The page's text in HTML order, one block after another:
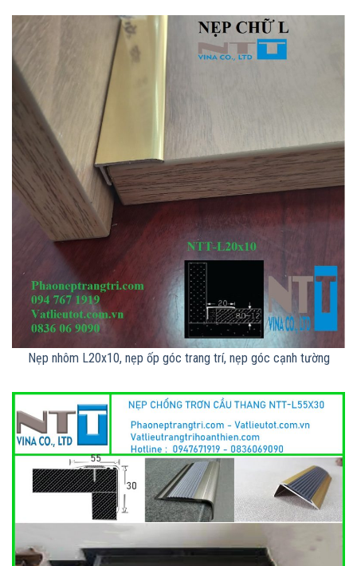
Nẹp nhôm L20x10, nẹp ốp góc trang trí, nẹp góc cạnh tường